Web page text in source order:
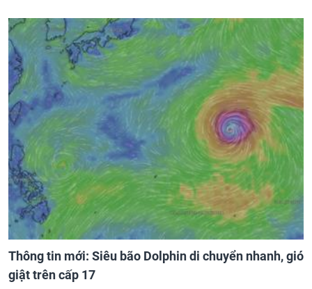
Thông tin mới: Siêu bão Dolphin di chuyển nhanh, gió
giật trên cấp 17